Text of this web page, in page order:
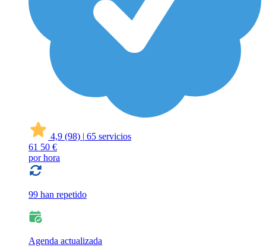
4,9 (98) | 65 servicios
61 50 €
por hora
99 han repetido
Agenda actualizada